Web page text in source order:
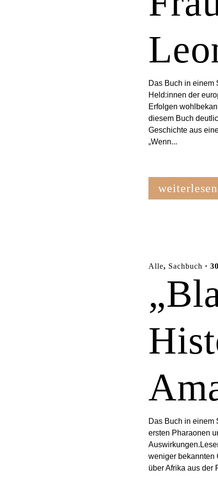
Das Buch in einem
Held:innen der
Erfolgen
diesem Buch
Geschichte aus
„Wenn...
weiterlesen
Alle, Sachbuch ·
Das Buch in einem
ersten Pharaonen
weniger bekannten
über Afrika aus der